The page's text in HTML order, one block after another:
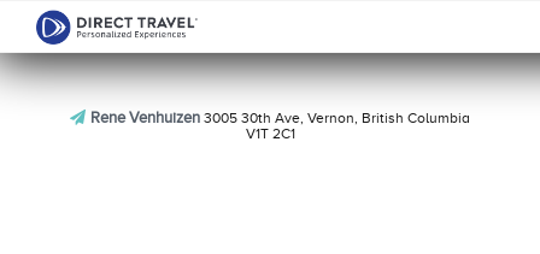
Rene Venhuizen 3005 30th Ave, Vernon, British Columbia
V1T 2C1